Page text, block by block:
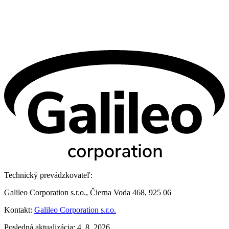
Technický prevádzkovateľ:
Galileo Corporation s.r.o., Čierna Voda 468, 925 06
Kontakt: Galileo Corporation s.r.o.
Posledná aktualizácia: 4. 8. 2026